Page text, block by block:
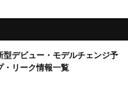
型デビュー・モデルチェンジ予
・リーク情報一覧